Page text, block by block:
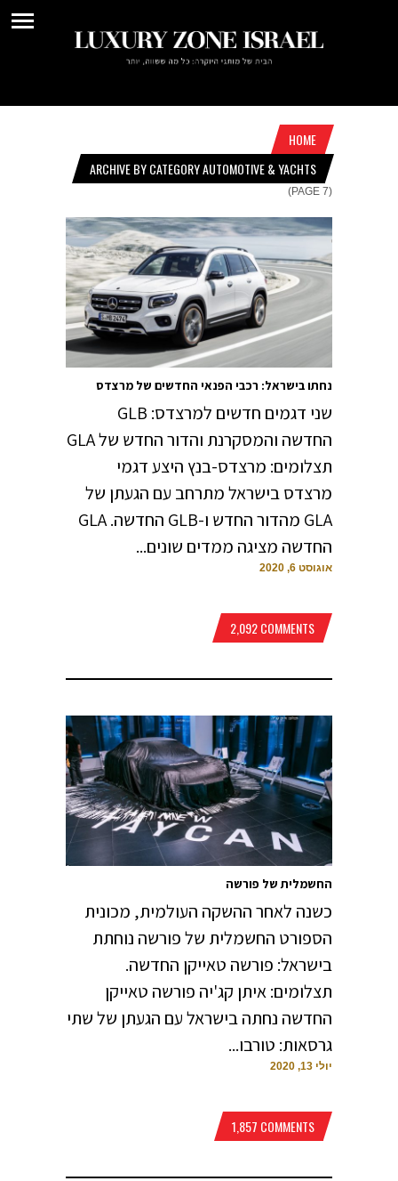
HOME
ARCHIVE BY CATEGORY AUTOMOTIVE & YACHTS
(PAGE 7)
נחתו בישראל: רכבי הפנאי החדשים של מרצדס
שני דגמים חדשים למרצדס: GLB
החדשה והמסקרנת והדור החדש של GLA
תצלומים: מרצדס-בנץ היצע דגמי
מרצדס בישראל מתרחב עם הגעתן של
GLA מהדור החדש ו-GLB החדשה. GLA
החדשה מציגה ממדים שונים...
אוגוסט 6, 2020
2,092 COMMENTS
החשמלית של פורשה
כשנה לאחר ההשקה העולמית, מכונית
הספורט החשמלית של פורשה נוחתת
בישראל: פורשה טאייקן החדשה.
תצלומים: איתן קג'יה פורשה טאייקן
החדשה נחתה בישראל עם הגעתן של שתי
גרסאות: טורבו...
יולי 13, 2020
1,857 COMMENTS